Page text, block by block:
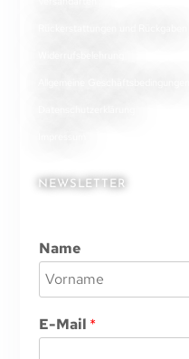
NEWSLETTER
Name
o
rE-Mail *